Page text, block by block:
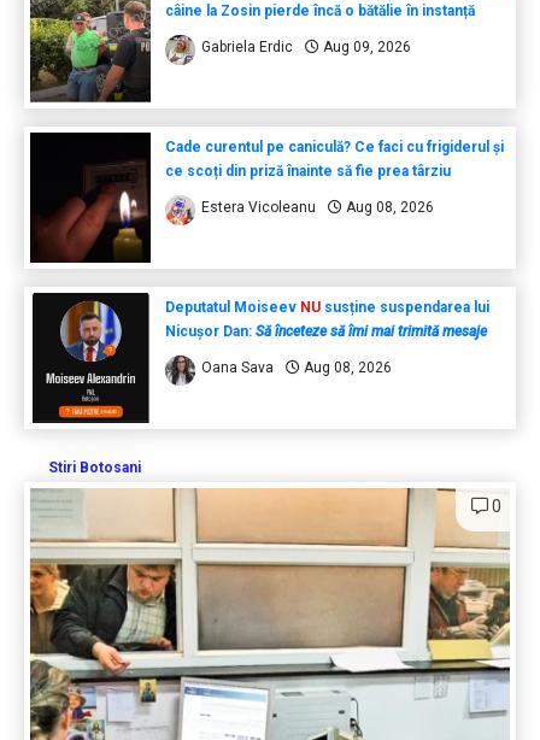
câine la Zosin pierde încă o bătălie în instanță
Gabriela Erdic Aug 09, 2026
Cade curentul pe caniculă? Ce faci cu frigiderul și
ce scoți din priză înainte să fie prea târziu
Estera Vicoleanu Aug 08, 2026
Deputatul Moiseev NU susține suspendarea lui
Nicușor Dan: Să înceteze să îmi mai trimită mesaje
Oana Sava Aug 08, 2026
Stiri Botosani
0